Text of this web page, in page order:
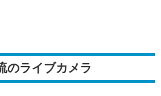
のライブカメラ